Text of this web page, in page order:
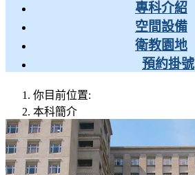
專科介紹
空間設備
衛教園地
預約掛號
你目前位置:
本科簡介